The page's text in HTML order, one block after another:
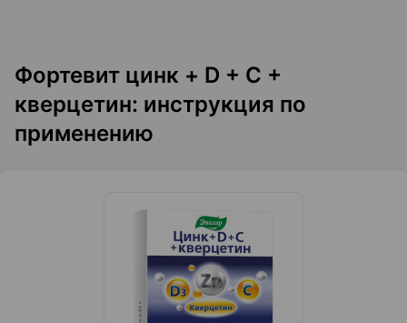
Фортевит цинк + D + C +
кверцетин: инструкция по
применению